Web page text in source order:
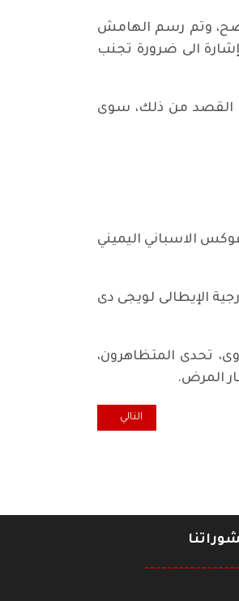
وتم رسم الهامش
الى ضرورة تجنب
يكن القصد من ذلك، سوى
الاسباني اليميني
الإيطالى لويجى دى
تحدى المتظاهرون،
المرض.
المقال التالي: 40عاما على الحرب العراقية الإيرانية ..الحرب العراقية الايرانية وتأثيراتها*
التالي